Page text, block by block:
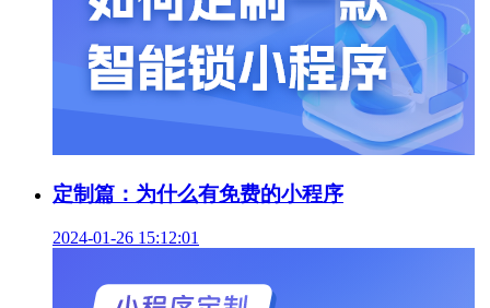
定制篇：为什么有免费的小程序
2024-01-26 15:12:01